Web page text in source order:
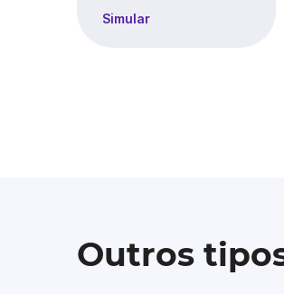
Simular
Outros